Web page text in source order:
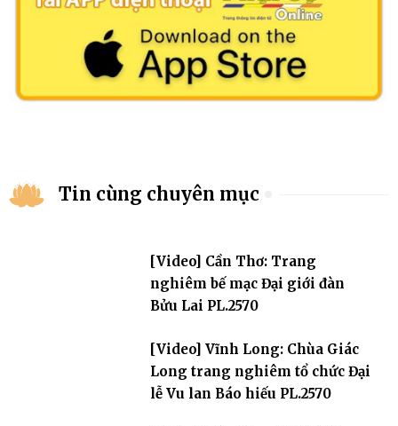
Tin cùng chuyên mục
[Video] Cần Thơ: Trang
nghiêm bế mạc Đại giới đàn
Bửu Lai PL.2570
[Video] Vĩnh Long: Chùa Giác
Long trang nghiêm tổ chức Đại
lễ Vu lan Báo hiếu PL.2570